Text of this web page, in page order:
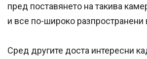
пред поставянето на такива
и все по-широко разпространени
Сред другите доста интересни